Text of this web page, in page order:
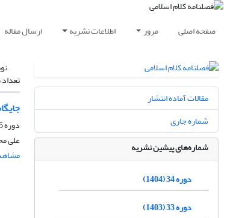
صفحه اصلی مرور اطلاعات نشریه ارسال مقاله
دوره 25، شماره 99، پاییز 1395، صفحه
علی
مقالات آماده انتشار
شماره جاری
شماره‌های پیشین نشریه
دوره 34 (1404)
دوره 33 (1403)